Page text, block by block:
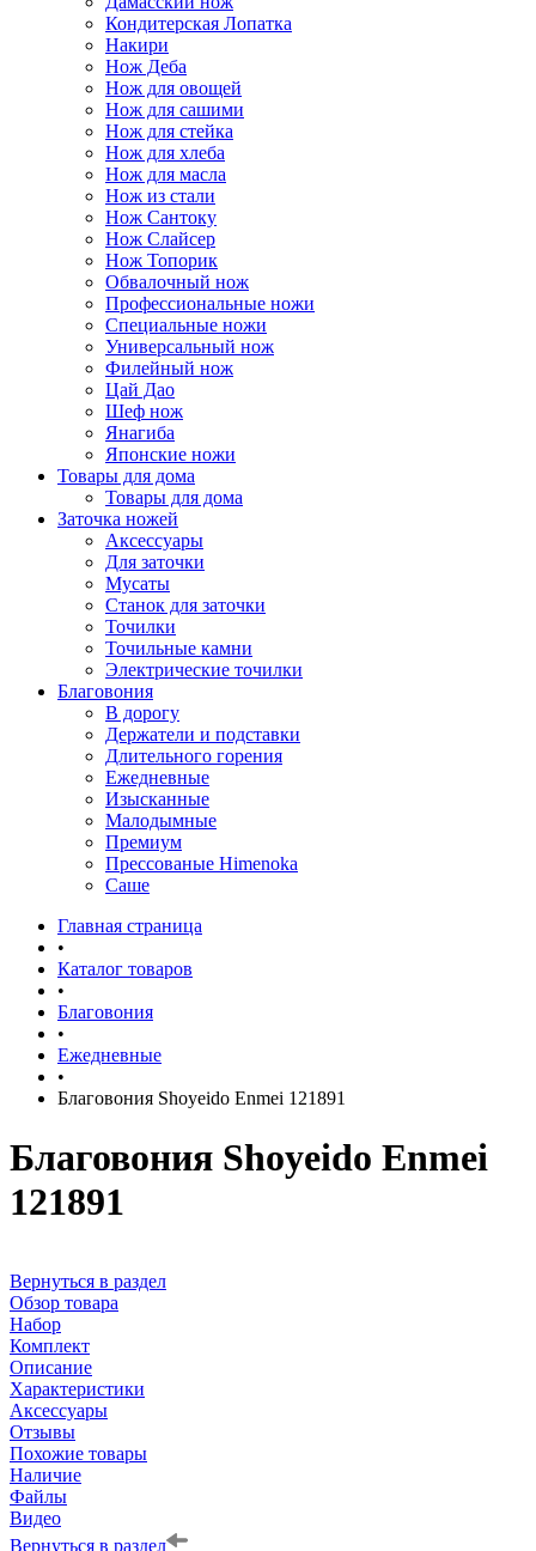
Кондитерская Лопатка
Накири
Нож Деба
Нож для овощей
Нож для сашими
Нож для стейка
Нож для хлеба
Нож для масла
Нож из стали
Нож Сантоку
Нож Слайсер
Нож Топорик
Обвалочный нож
Профессиональные ножи
Специальные ножи
Универсальный нож
Филейный нож
Цай Дао
Шеф нож
Янагиба
Японские ножи
Товары для дома
Товары для дома
Заточка ножей
Аксессуары
Для заточки
Мусаты
Станок для заточки
Точилки
Точильные камни
Электрические точилки
Благовония
В дорогу
Держатели и подставки
Длительного горения
Ежедневные
Изысканные
Малодымные
Премиум
Прессованые Himenoka
Саше
Главная страница
•
Каталог товаров
•
Благовония
•
Ежедневные
•
Благовония Shoyeido Enmei 121891
Благовония Shoyeido Enmei
121891
Вернуться в раздел
Обзор товара
Набор
Комплект
Описание
Характеристики
Аксессуары
Отзывы
Похожие товары
Наличие
Файлы
Видео
Вернуться в раздел